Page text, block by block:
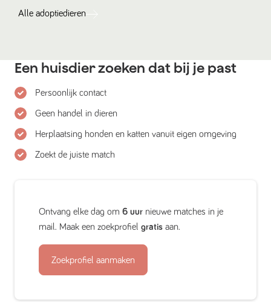
Alle adoptiedieren
Een huisdier zoeken dat bij je past
Persoonlijk contact
Geen handel in dieren
Herplaatsing honden en katten vanuit eigen omgeving
Zoekt de juiste match
Ontvang elke dag om 6 uur nieuwe matches in je
mail. Maak een zoekprofiel gratis aan.
Zoekprofiel aanmaken